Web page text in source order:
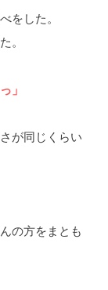
をした。
。
」
が同じくらい
の方をまとも